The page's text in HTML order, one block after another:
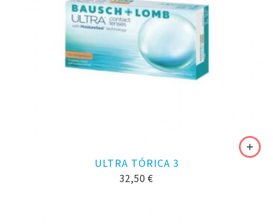
ULTRA TÓRICA 3
32,50 €